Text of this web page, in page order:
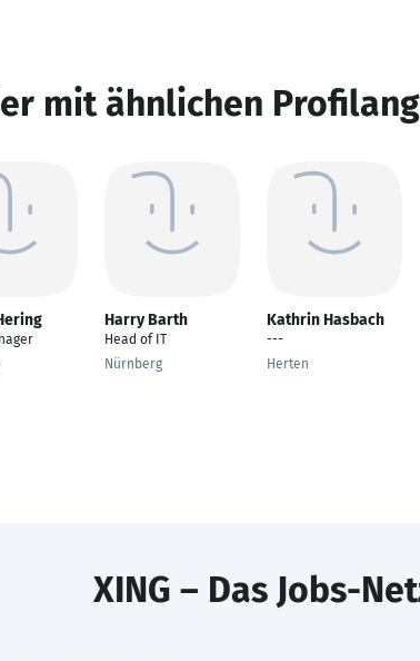
mit ähnlichen
Harry Barth
Head of IT
Nürnberg
Kathrin Hasbach
---
Herten
XING – Das Jobs-